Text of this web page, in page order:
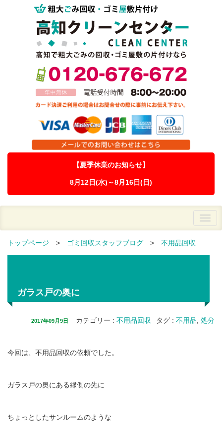
【夏季休業のお知らせ】
8月12日(水)～8月16日(日)
トップページ > ゴミ回収スタッフブログ > 不用品回収
ガラス戸の奥に
2017年09月9日 カテゴリー : 不用品回収 タグ : 不用品, 処分
今回は、不用品回収の依頼でした。
ガラス戸の奥にある縁側の先に
ちょっとしたサンルームのような